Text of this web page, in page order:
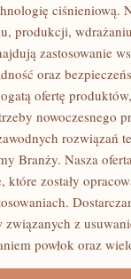
ciśnieniową.
produkcji,
zastosowanie
oraz
ofertę
nowoczesnego
rozwiązań
Branży. Nasza
które zostały
związanych z
powłok oraz